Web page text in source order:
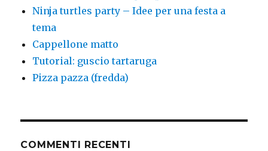
Ninja turtles party – Idee per una festa a
tema
Cappellone matto
Tutorial: guscio tartaruga
Pizza pazza (fredda)
COMMENTI RECENTI